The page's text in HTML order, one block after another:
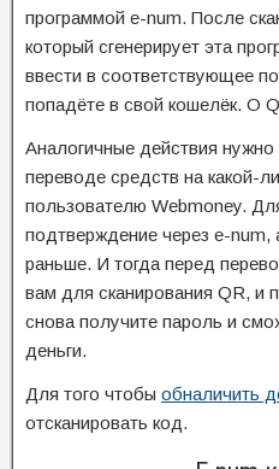
программой e-num. После
который сгенерирует эта
ввести в соответствующее
попадёте в свой кошелёк. О
Аналогичные действия
переводе средств на какой-
пользователю Webmoney.
подтверждение через e-num,
раньше. И тогда перед
вам для сканирования QR, и
снова получите пароль и
деньги.
Для того чтобы обналичить
отсканировать код.